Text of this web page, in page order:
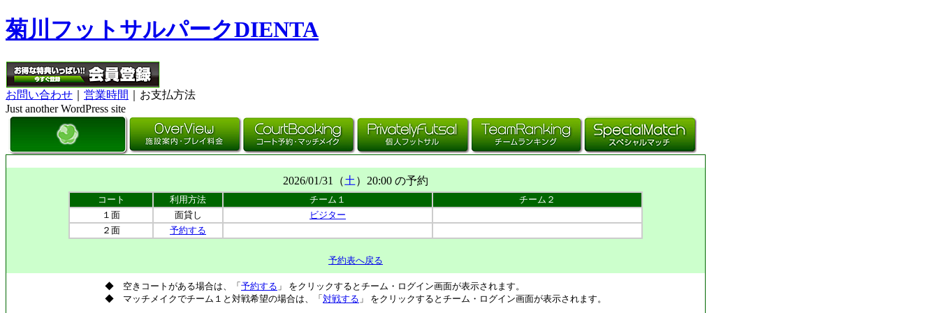
菊川フットサルパークDIENTA
お問い合わせ 営業時間
｜お支払方法
Just another WordPress site
2026/01/31（土 ）20:00 の予約
コート 利用方法 チーム１
チーム２
１面
面貸し
ビジター
２面
予約する
予約表へ戻る
◆ 空きコートがある場合は、「 予約する 」 をクリックするとチーム・ログイン画面が表示されます。
◆ マッチメイクでチーム１と対戦希望の場合は、「 対戦する 」 をクリックするとチーム・ログイン画面が表示されます。